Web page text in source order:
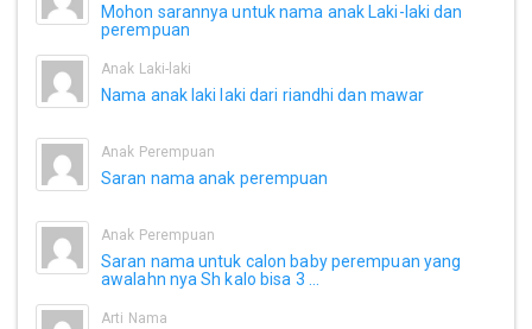
Mohon sarannya untuk nama anak Laki-laki dan
perempuan
Anak Laki-laki
Nama anak laki laki dari riandhi dan mawar
Anak Perempuan
Saran nama anak perempuan
Anak Perempuan
Saran nama untuk calon baby perempuan yang
awalahn nya Sh kalo bisa 3 ...
Arti Nama